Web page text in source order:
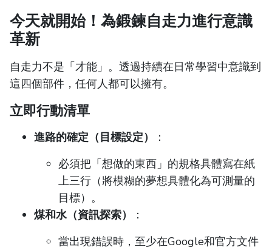
今天就開始！為鍛鍊自走力進行意識
革新
自走力不是「才能」。透過持續在日常學習中意識到
這四個部件，任何人都可以擁有。
立即行動清單
進路的確定（目標設定）
：
必須把「想做的東西」的規格具體寫在紙
上三行（將模糊的夢想具體化為可測量的
目標）。
煤和水（資訊探索）
：
當出現錯誤時，至少在Google和官方文件